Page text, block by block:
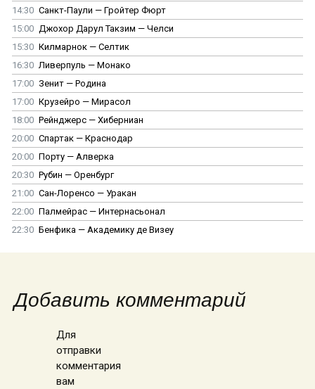
14:30 Санкт-Паули — Гройтер Фюрт
15:00 Джохор Дарул Такзим — Челси
15:30 Килмарнок — Селтик
16:30 Ливерпуль — Монако
17:00 Зенит — Родина
17:00 Крузейро — Мирасол
18:00 Рейнджерс — Хиберниан
20:00 Спартак — Краснодар
20:00 Порту — Алверка
20:30 Рубин — Оренбург
21:00 Сан-Лоренсо — Уракан
22:00 Палмейрас — Интернасьонал
22:30 Бенфика — Академику де Визеу
Добавить комментарий
Для
отправки
комментария
вам